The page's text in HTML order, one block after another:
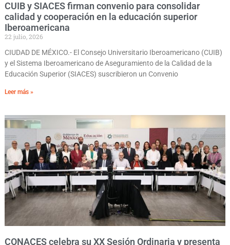
CUIB y SIACES firman convenio para consolidar
calidad y cooperación en la educación superior
Iberoamericana
22 julio, 2026
CIUDAD DE MÉXICO.- El Consejo Universitario Iberoamericano (CUIB)
y el Sistema Iberoamericano de Aseguramiento de la Calidad de la
Educación Superior (SIACES) suscribieron un Convenio
Leer más »
CONACES celebra su XX Sesión Ordinaria y presenta